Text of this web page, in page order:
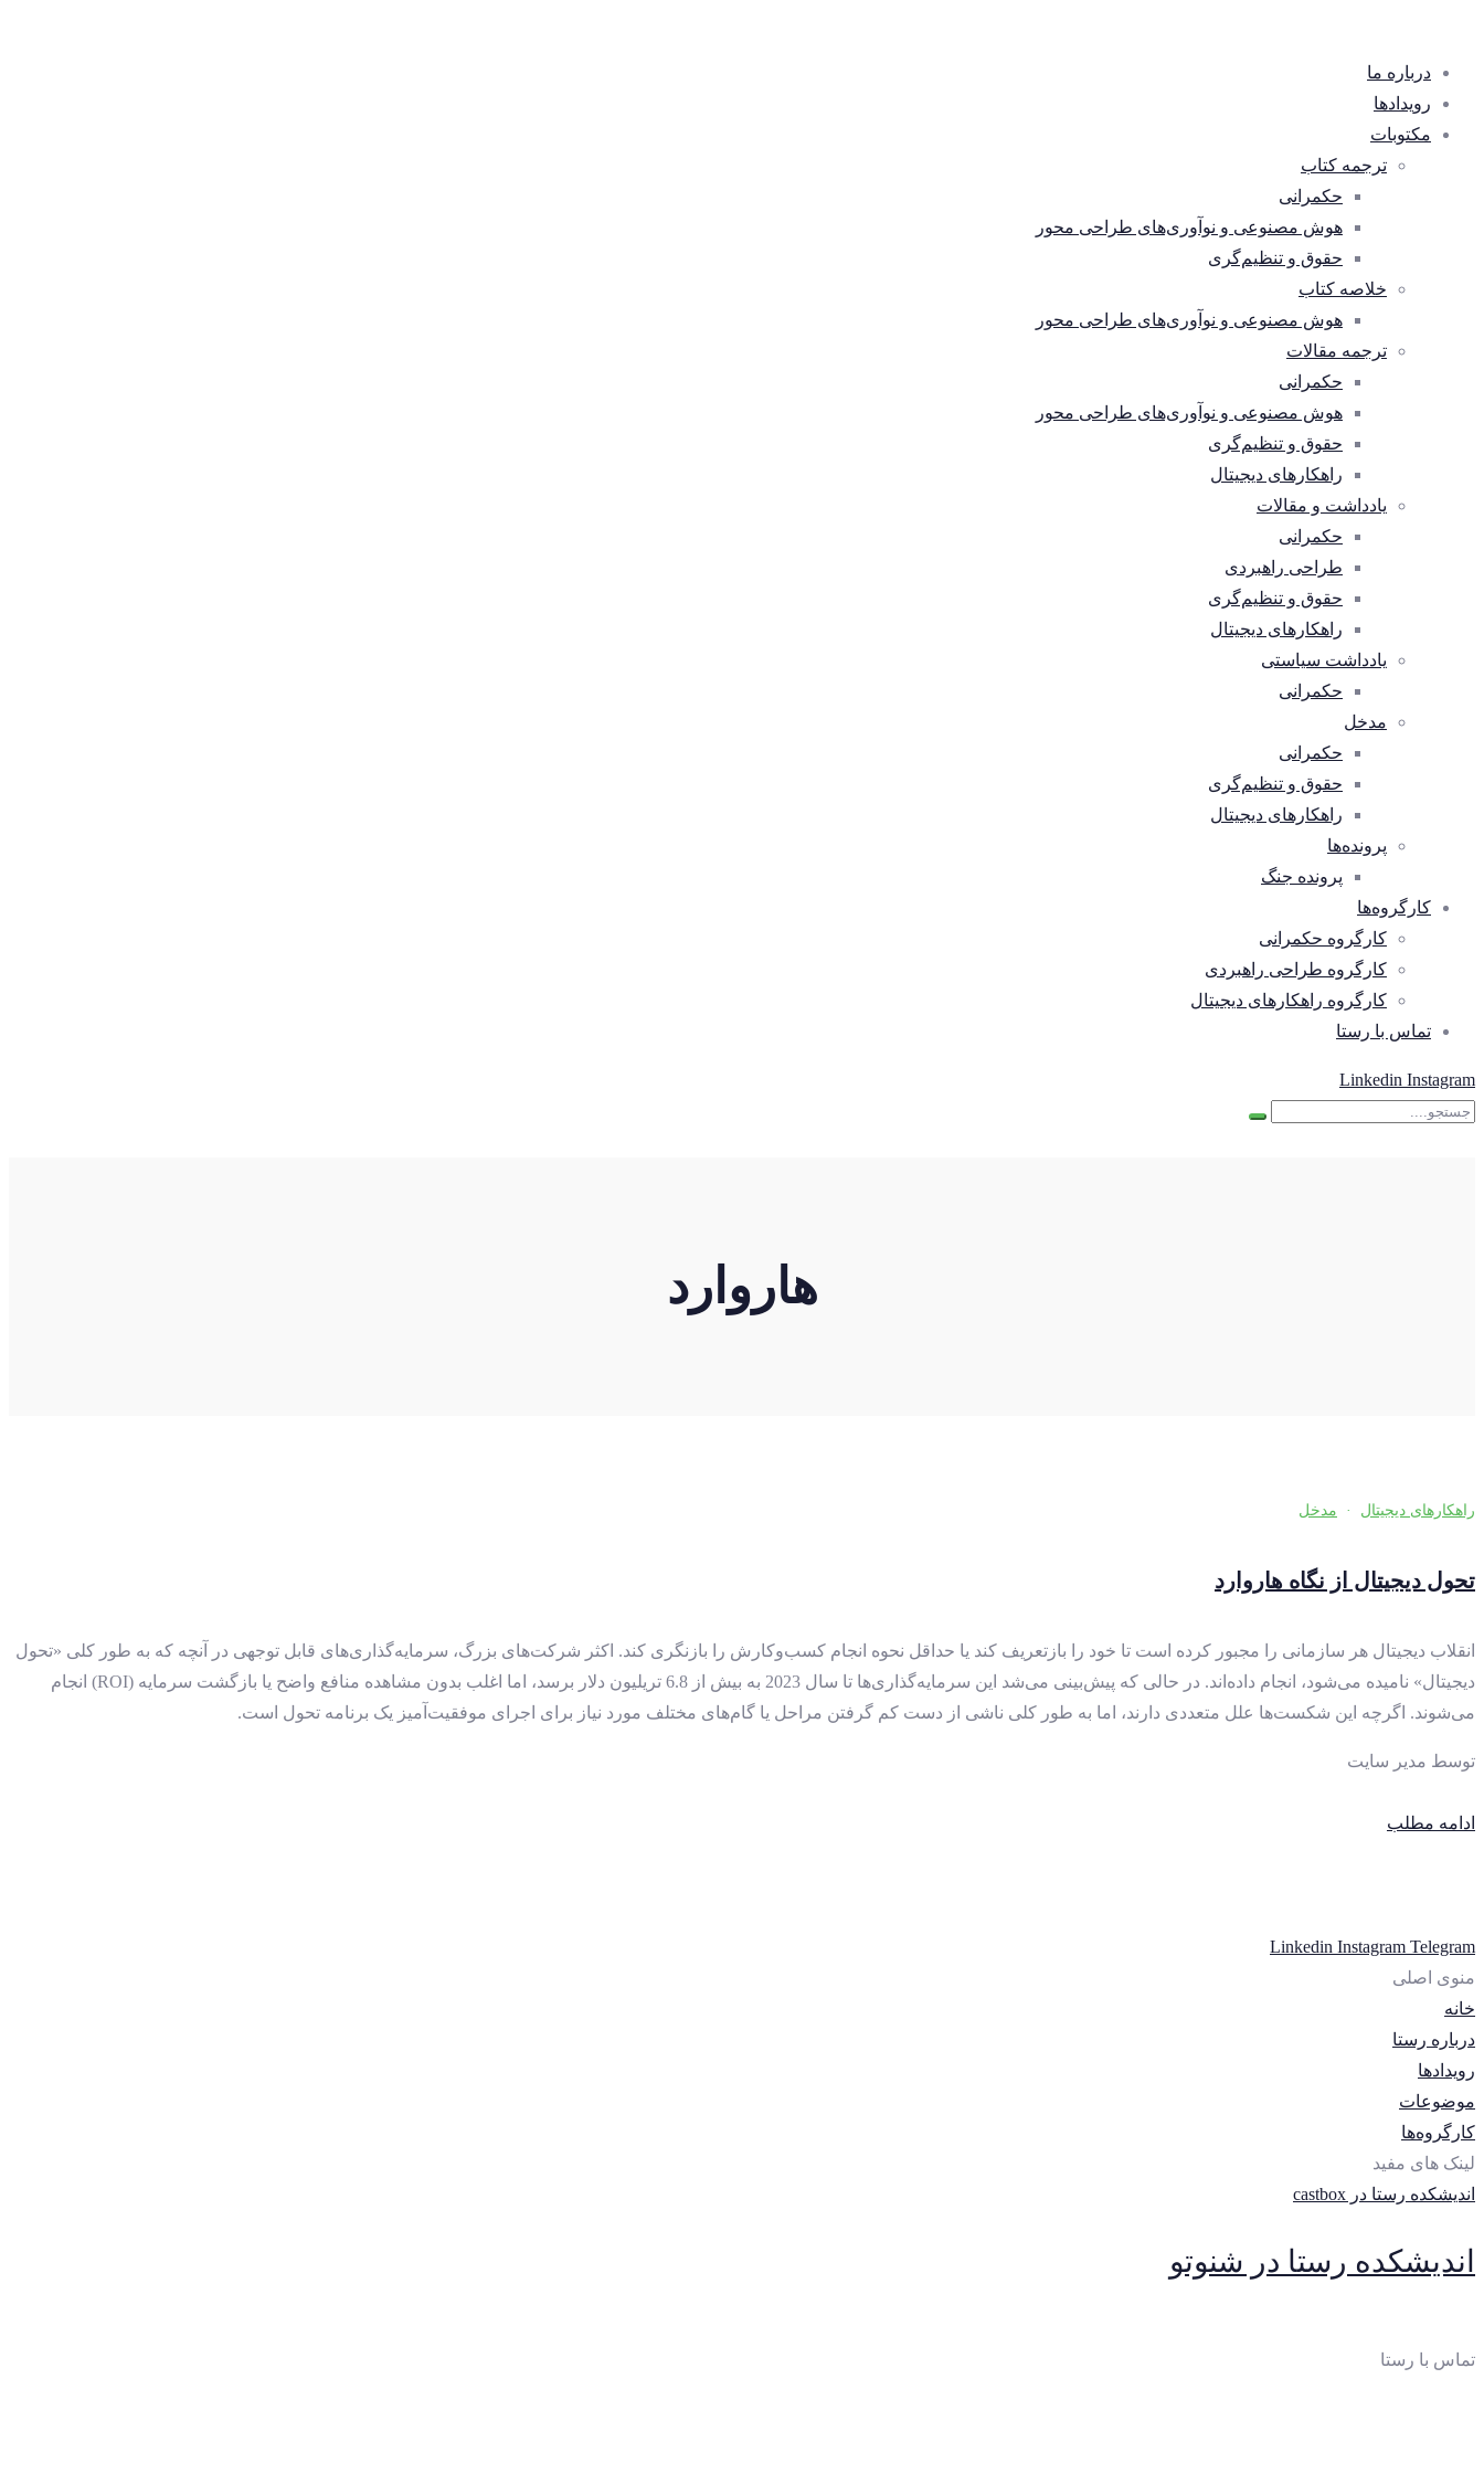
درباره ما
رویدادها
مکتوبات
ترجمه کتاب
حکمرانی
هوش مصنوعی و نوآوری‌های طراحی محور
حقوق و تنظیم‌گری
خلاصه کتاب
هوش مصنوعی و نوآوری‌های طراحی محور
ترجمه مقالات
حکمرانی
هوش مصنوعی و نوآوری‌های طراحی محور
حقوق و تنظیم‌گری
راهکارهای دیجیتال
یادداشت و مقالات
حکمرانی
طراحی راهبردی
حقوق و تنظیم‌گری
راهکارهای دیجیتال
یادداشت سیاستی
حکمرانی
مدخل
حکمرانی
حقوق و تنظیم‌گری
راهکارهای دیجیتال
پرونده‌ها
پرونده جنگ
کارگروه‌ها
کارگروه حکمرانی
کارگروه طراحی راهبردی
کارگروه راهکارهای دیجیتال
تماس با رستا
Linkedin Instagram
هاروارد
راهکارهای دیجیتال · مدخل
تحول دیجیتال از نگاه هاروارد
انقلاب دیجیتال هر سازمانی را مجبور کرده است تا خود را بازتعریف کند یا حداقل نحوه انجام کسب‌وکارش را بازنگری کند. اکثر شرکت‌های بزرگ، سرمایه‌گذاری‌های قابل توجهی در آنچه که به طور کلی «تحول
دیجیتال» نامیده می‌شود، انجام داده‌اند. در حالی که پیش‌بینی می‌شد این سرمایه‌گذاری‌ها تا سال 2023 به بیش از 6.8 تریلیون دلار برسد، اما اغلب بدون مشاهده منافع واضح یا بازگشت سرمایه (ROI) انجام
می‌شوند. اگرچه این شکست‌ها علل متعددی دارند، اما به طور کلی ناشی از دست کم گرفتن مراحل یا گام‌های مختلف مورد نیاز برای اجرای موفقیت‌آمیز یک برنامه تحول است.
توسط مدیر سایت
ادامه مطلب
Linkedin Instagram Telegram
منوی اصلی
خانه
درباره رستا
رویدادها
موضوعات
کارگروه‌ها
لینک های مفید
اندیشکده رستا در castbox
اندیشکده رستا در شنوتو
تماس با رستا